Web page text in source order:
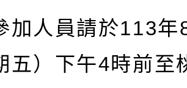
加人員請於113年
五）下午4時前至